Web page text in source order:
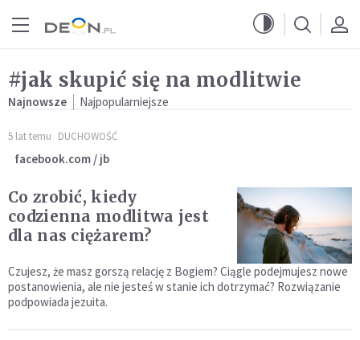
#jak skupić się na modlitwie
Najnowsze Najpopularniejsze
5 lat temu DUCHOWOŚĆ
facebook.com / jb
Co zrobić, kiedy
codzienna modlitwa jest
dla nas ciężarem?
Czujesz, że masz gorszą relację z Bogiem? Ciągle podejmujesz nowe
postanowienia, ale nie jesteś w stanie ich dotrzymać? Rozwiązanie
podpowiada jezuita.